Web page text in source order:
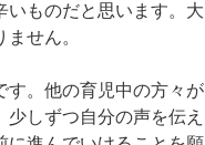
いものだと思います。大
せん。
す。他の育児中の方々が
しずつ自分の声を伝え